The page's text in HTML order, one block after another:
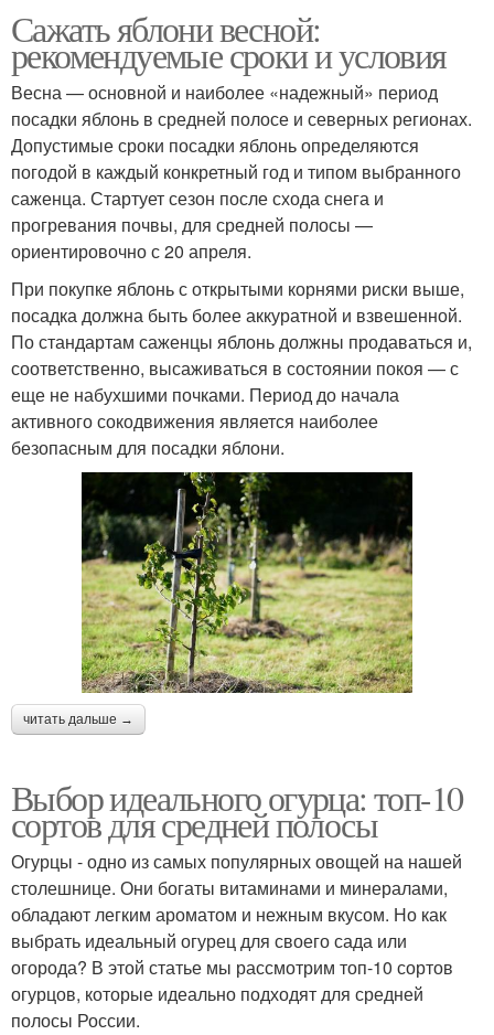
Сажать яблони весной:
рекомендуемые сроки и условия
Весна — основной и наиболее «надежный» период
посадки яблонь в средней полосе и северных регионах.
Допустимые сроки посадки яблонь определяются
погодой в каждый конкретный год и типом выбранного
саженца. Стартует сезон после схода снега и
прогревания почвы, для средней полосы —
ориентировочно с 20 апреля.
При покупке яблонь с открытыми корнями риски выше,
посадка должна быть более аккуратной и взвешенной.
По стандартам саженцы яблонь должны продаваться и,
соответственно, высаживаться в состоянии покоя — с
еще не набухшими почками. Период до начала
активного сокодвижения является наиболее
безопасным для посадки яблони.
читать дальше →
Выбор идеального огурца: топ-10
сортов для средней полосы
Огурцы - одно из самых популярных овощей на нашей
столешнице. Они богаты витаминами и минералами,
обладают легким ароматом и нежным вкусом. Но как
выбрать идеальный огурец для своего сада или
огорода? В этой статье мы рассмотрим топ-10 сортов
огурцов, которые идеально подходят для средней
полосы России.